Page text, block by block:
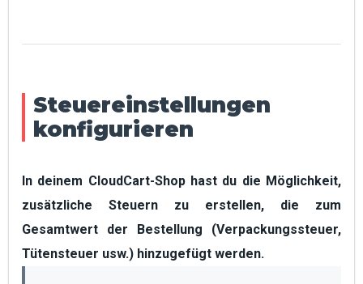
Steuereinstellungen
konfigurieren
In deinem CloudCart-Shop hast du die Möglichkeit,
zusätzliche Steuern zu erstellen, die zum
Gesamtwert der Bestellung (Verpackungssteuer,
Tütensteuer usw.) hinzugefügt werden.